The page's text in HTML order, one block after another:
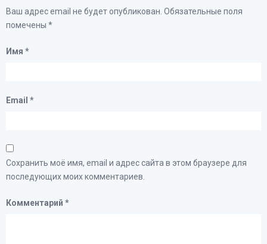
Ваш адрес email не будет опубликован. Обязательные поля
помечены *
Имя *
Email *
Сохранить моё имя, email и адрес сайта в этом браузере для
последующих моих комментариев.
Комментарий *